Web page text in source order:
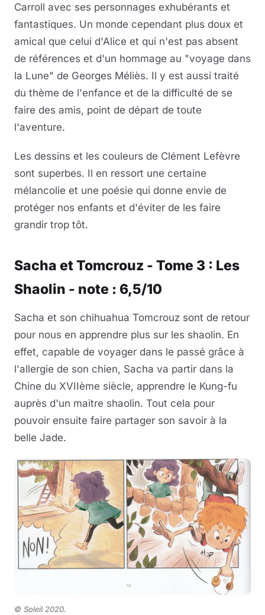
Carroll avec ses personnages exhubérants et
fantastiques. Un monde cependant plus doux et
amical que celui d'Alice et qui n'est pas absent
de références et d'un hommage au "voyage dans
la Lune" de Georges Méliès. Il y est aussi traité
du thème de l'enfance et de la difficulté de se
faire des amis, point de départ de toute
l'aventure.
Les dessins et les couleurs de Clément Lefèvre
sont superbes. Il en ressort une certaine
mélancolie et une poésie qui donne envie de
protéger nos enfants et d'éviter de les faire
grandir trop tôt.
Sacha et Tomcrouz - Tome 3 : Les
Shaolin - note : 6,5/10
Sacha et son chihuahua Tomcrouz sont de retour
pour nous en apprendre plus sur les shaolin. En
effet, capable de voyager dans le passé grâce à
l'allergie de son chien, Sacha va partir dans la
Chine du XVIIème siècle, apprendre le Kung-fu
auprès d'un maitre shaolin. Tout cela pour
pouvoir ensuite faire partager son savoir à la
belle Jade.
© Soleil 2020.